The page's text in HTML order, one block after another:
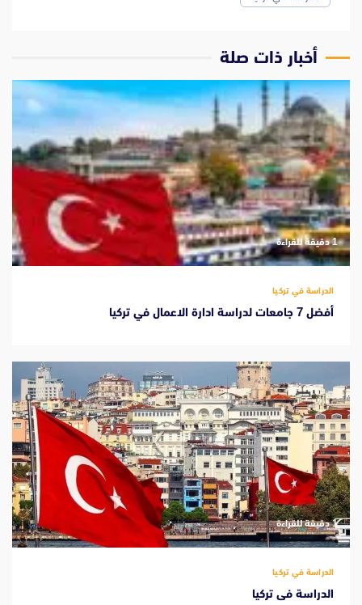
‫أخبار ذات صلة
‫1 دقيقة للقراءة
الدراسة في تركيا
أفضل 7 جامعات لدراسة ادارة الاعمال في تركيا
‫1 دقيقة للقراءة
الدراسة في تركيا
الدراسة فى تركيا